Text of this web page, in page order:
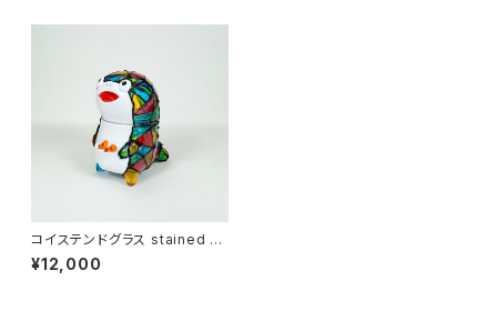
コイステンドグラス stained gl
ass
¥12,000